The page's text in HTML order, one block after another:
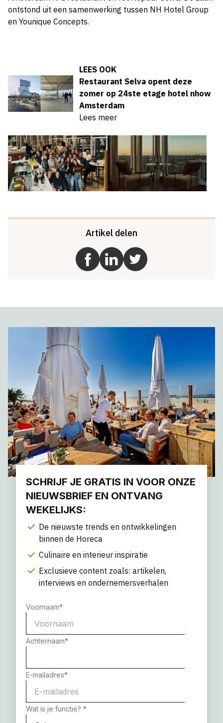
ontstond uit een samenwerking tussen NH Hotel Group
en Younique Concepts.
LEES OOK
Restaurant Selva opent deze
zomer op 24ste etage hotel nhow
Amsterdam
Lees meer
Artikel delen
SCHRIJF JE GRATIS IN VOOR ONZE
NIEUWSBRIEF EN ONTVANG
WEKELIJKS:
De nieuwste trends en ontwikkelingen
binnen de Horeca
Culinaire en interieur inspiratie
Exclusieve content zoals: artikelen,
interviews en ondernemersverhalen
Voornaam*
Achternaam*
E-mailadres*
Wat is je functie? *